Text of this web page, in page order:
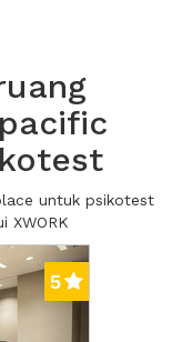
untuk psikotest
XWORK
Next2
5